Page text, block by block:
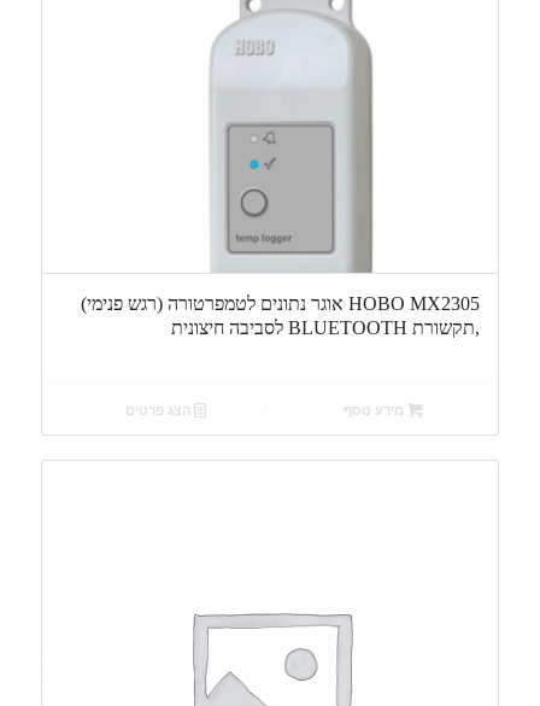
HOBO MX2305 אוגר נתונים לטמפרטורה (רגש פנימי)
,תקשורת BLUETOOTH לסביבה חיצונית
מידע נוסף הצג פרטים